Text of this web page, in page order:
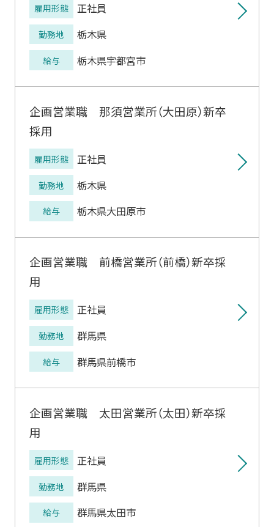
雇用形態 正社員
勤務地 栃木県
給与 栃木県宇都宮市
企画営業職 那須営業所（大田原）新卒
採用
雇用形態 正社員
勤務地 栃木県
給与 栃木県大田原市
企画営業職 前橋営業所（前橋）新卒採
用
雇用形態 正社員
勤務地 群馬県
給与 群馬県前橋市
企画営業職 太田営業所（太田）新卒採
用
雇用形態 正社員
勤務地 群馬県
給与 群馬県太田市